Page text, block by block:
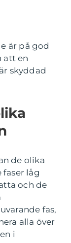
är på god
att en
skyddad
de olika
faser låg
och de
fas,
alla över
i